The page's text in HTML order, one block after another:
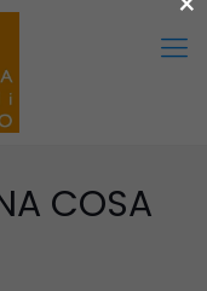
COSA